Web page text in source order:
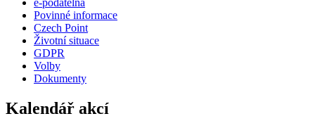
Povinné informace
Czech Point
Životní situace
GDPR
Volby
Dokumenty
Kalendář akcí